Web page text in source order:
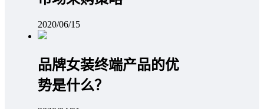
2020/06/15
品牌女装终端产品的优
势是什么？